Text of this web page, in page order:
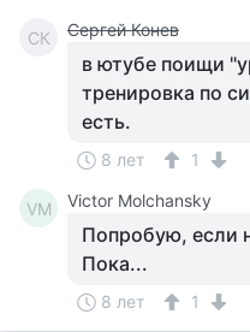
СК Сергей Конев
в ютубе поищи
тренировка по
есть.
8 лет 1
VM Victor Molchansky
Попробую, если
Пока...
8 лет 1